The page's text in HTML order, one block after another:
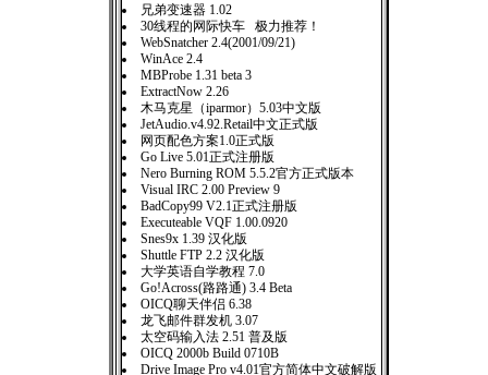
兄弟变速器 1.02
30线程的网际快车 极力推荐！
WebSnatcher 2.4(2001/09/21)
WinAce 2.4
MBProbe 1.31 beta 3
ExtractNow 2.26
木马克星（iparmor）5.03中文版
JetAudio.v4.92.Retail中文正式版
网页配色方案1.0正式版
Go Live 5.01正式注册版
Nero Burning ROM 5.5.2官方正式版本
Visual IRC 2.00 Preview 9
BadCopy99 V2.1正式注册版
Executeable VQF 1.00.0920
Snes9x 1.39 汉化版
Shuttle FTP 2.2 汉化版
大学英语自学教程 7.0
Go!Across(路路通) 3.4 Beta
OICQ聊天伴侣 6.38
龙飞邮件群发机 3.07
太空码输入法 2.51 普及版
OICQ 2000b Build 0710B
Drive Image Pro v4.01官方简体中文破解版